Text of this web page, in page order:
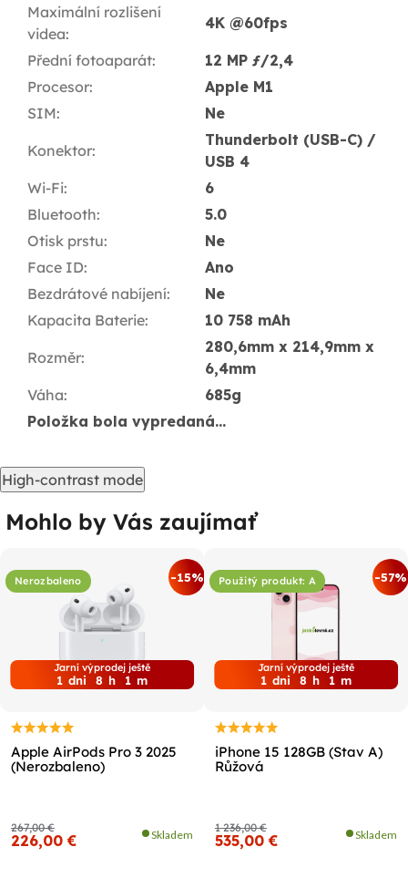
Maximální rozlišení
videa:
4K @60fps
Přední fotoaparát:
12 MP ƒ/2,4
Procesor:
Apple M1
SIM: Ne
Konektor:
Thunderbolt (USB-C) /
USB 4
Wi-Fi:
6
Bluetooth:
5.0
Otisk prstu:
Ne
Face ID:
Ano
Bezdrátové nabíjení:
Ne
Kapacita Baterie: 10 758 mAh
Rozměr:
280,6mm x 214,9mm x
6,4mm
Váha:
685g
Položka bola vypredaná…
High-contrast mode
Mohlo by Vás zaujímať
Nerozbaleno -15%
Jarní výprodej ještě
1 dni 8 h 0 m
Apple AirPods Pro 3 2025
(Nerozbaleno)
267,00 €
226,00 € Skladem
Použitý produkt: A -57%
Jarní výprodej ještě
1 dni 8 h 0 m
iPhone 15 128GB (Stav A)
Růžová
1 236,00 €
535,00 € Skladem